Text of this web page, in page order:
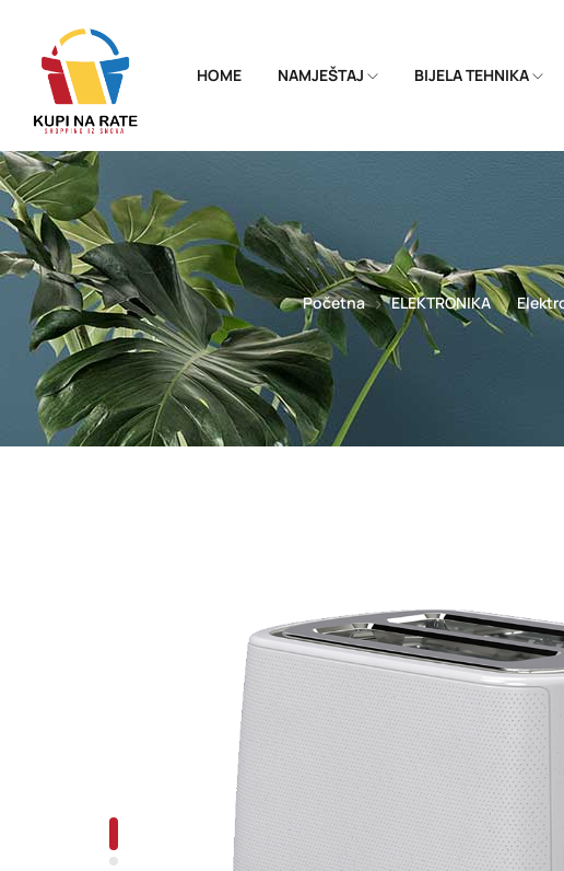
HOME NAMJEŠTAJ BIJELA TEHNIKA
Početna ELEKTRONIKA